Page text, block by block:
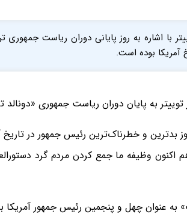
با اشاره به روز پایانی دوران ریاست
آمریکا بوده است.
به پایان دوران ریاست جمهوری «دونالد
اکنون وظیفه ما جمع کردن مردم گرد